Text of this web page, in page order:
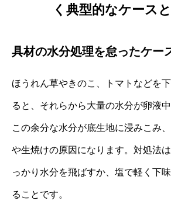
く典型的なケース
具材の水分処理を怠ったケー
ほうれん草やきのこ、トマトなどを
ると、それらから大量の水分が卵液
この余分な水分が底生地に浸みこみ
や生焼けの原因になります。対処法
っかり水分を飛ばすか、塩で軽く下
ることです。